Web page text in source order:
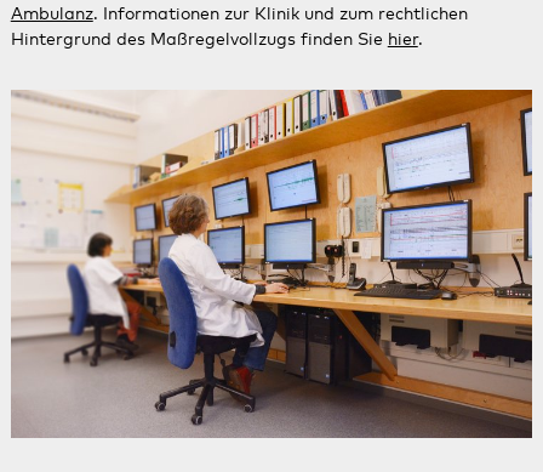
Ambulanz. Informationen zur Klinik und zum rechtlichen
Hintergrund des Maßregelvollzugs finden Sie hier.